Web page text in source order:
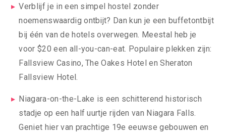
Verblijf je in een simpel hostel zonder
noemenswaardig ontbijt? Dan kun je een buffetontbijt
bij één van de hotels overwegen. Meestal heb je
voor $20 een all-you-can-eat. Populaire plekken zijn:
Fallsview Casino, The Oakes Hotel en Sheraton
Fallsview Hotel.
Niagara-on-the-Lake is een schitterend historisch
stadje op een half uurtje rijden van Niagara Falls.
Geniet hier van prachtige 19e eeuwse gebouwen en